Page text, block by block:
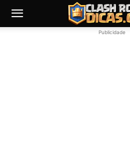
Publicidade